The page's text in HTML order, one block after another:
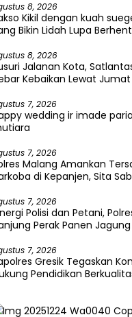
8, 2026
Kikil dengan kuah
Bikin Lidah Lupa
8, 2026
Jalanan Kota,
Kebaikan Lewat
7, 2026
wedding ir imade
7, 2026
Malang Amankan
di Kepanjen, Sita
7, 2026
Polisi dan Petani,
Perak Panen
7, 2026
Gresik Tegaskan
Pendidikan